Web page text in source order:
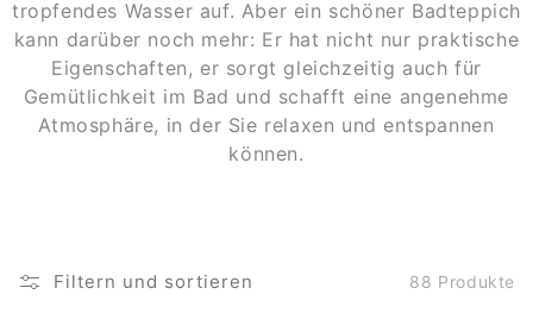
tropfendes Wasser auf. Aber ein schöner Badteppich
kann darüber noch mehr: Er hat nicht nur praktische
Eigenschaften, er sorgt gleichzeitig auch für
Gemütlichkeit im Bad und schafft eine angenehme
Atmosphäre, in der Sie relaxen und entspannen
können.
Filtern und sortieren 88 Produkte